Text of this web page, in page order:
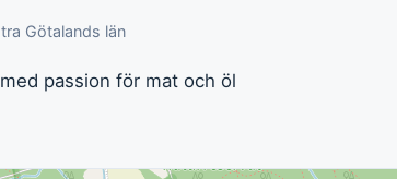
Götalands län
passion för mat och öl